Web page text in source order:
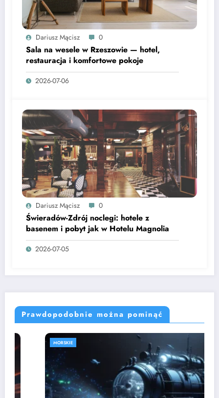
Dariusz Mącisz 0
Sala na wesele w Rzeszowie — hotel,
restauracja i komfortowe pokoje
2026-07-06
Dariusz Mącisz 0
Świeradów-Zdrój noclegi: hotele z
basenem i pobyt jak w Hotelu Magnolia
2026-07-05
Prawdopodobnie można pominąć